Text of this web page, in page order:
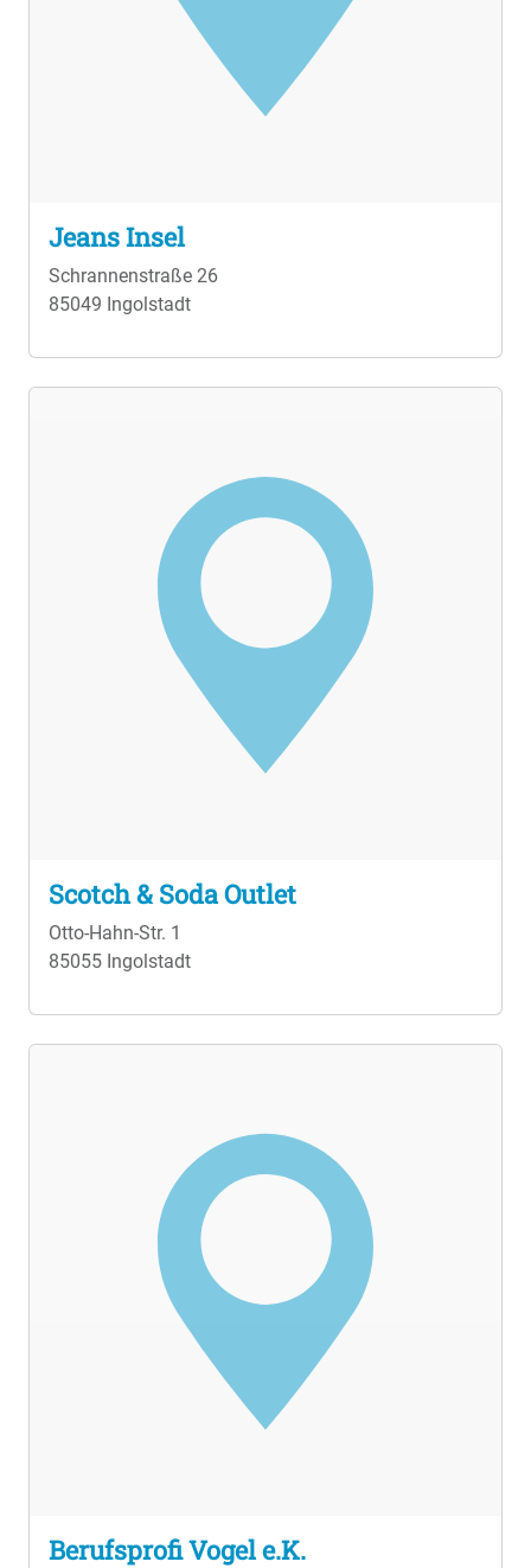
Jeans Insel
Schrannenstraße 26
85049 Ingolstadt
Scotch & Soda Outlet
Otto-Hahn-Str. 1
85055 Ingolstadt
Berufsprofi Vogel e.K.